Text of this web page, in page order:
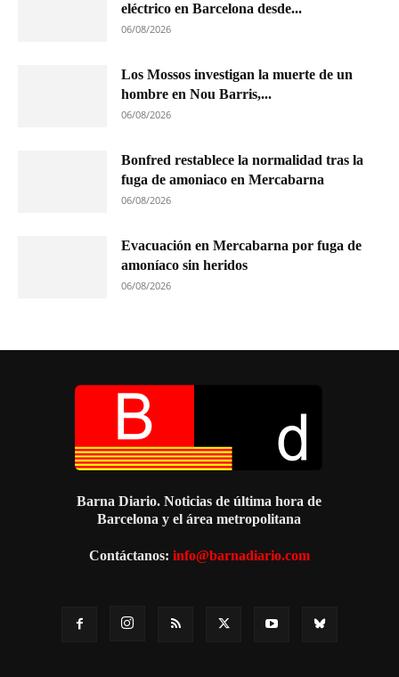
eléctrico en Barcelona desde...
06/08/2026
Los Mossos investigan la muerte de un
hombre en Nou Barris,...
06/08/2026
Bonfred restablece la normalidad tras la
fuga de amoniaco en Mercabarna
06/08/2026
Evacuación en Mercabarna por fuga de
amoníaco sin heridos
06/08/2026
Barna Diario. Noticias de última hora de
Barcelona y el área metropolitana
Contáctanos: info@barnadiario.com